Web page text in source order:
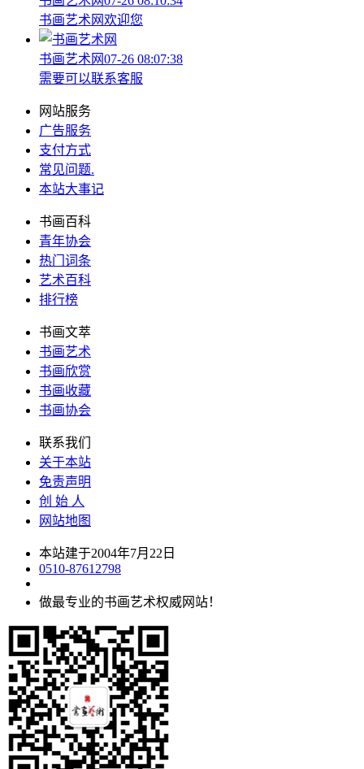
书画艺术网欢迎您
书画艺术网07-26 08:07:38
需要可以联系客服
网站服务
广告服务
支付方式
常见问题.
本站大事记
书画百科
青年协会
热门词条
艺术百科
排行榜
书画文萃
书画艺术
书画欣赏
书画收藏
书画协会
联系我们
关于本站
免责声明
创 始 人
网站地图
本站建于2004年7月22日
0510-87612798
做最专业的书画艺术权威网站！